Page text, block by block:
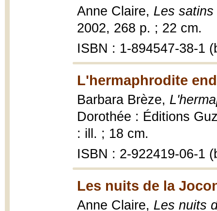
Anne Claire, Les
2002, 268 p. ; 22 cm.
ISBN : 1-894547-38-1
L'hermaphrodite
Barbara Brèze,
Dorothée : Éditions
: ill. ; 18 cm.
ISBN : 2-922419-06-1
Les nuits de la
Anne Claire, Les nuits